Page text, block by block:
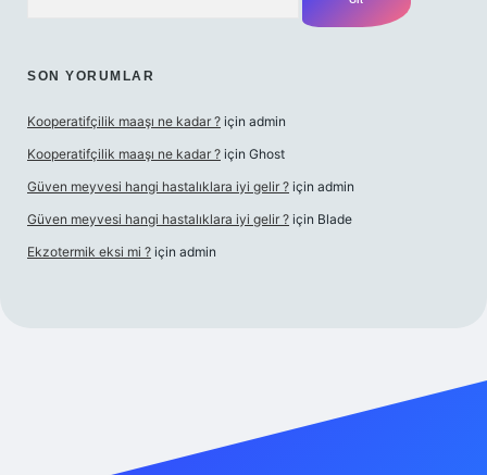
SON YORUMLAR
Kooperatifçilik maaşı ne kadar ? için admin
Kooperatifçilik maaşı ne kadar ? için Ghost
Güven meyvesi hangi hastalıklara iyi gelir ? için admin
Güven meyvesi hangi hastalıklara iyi gelir ? için Blade
Ekzotermik eksi mi ? için admin